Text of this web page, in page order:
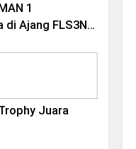
1
di Ajang FLS3N
2025
Juara